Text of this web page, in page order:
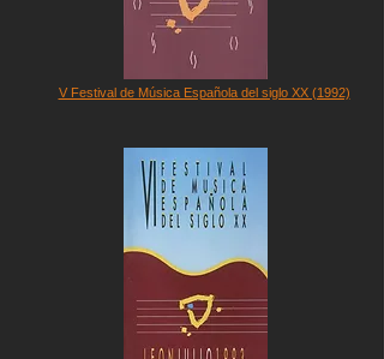
V Festival de Música Española del siglo XX (1992)